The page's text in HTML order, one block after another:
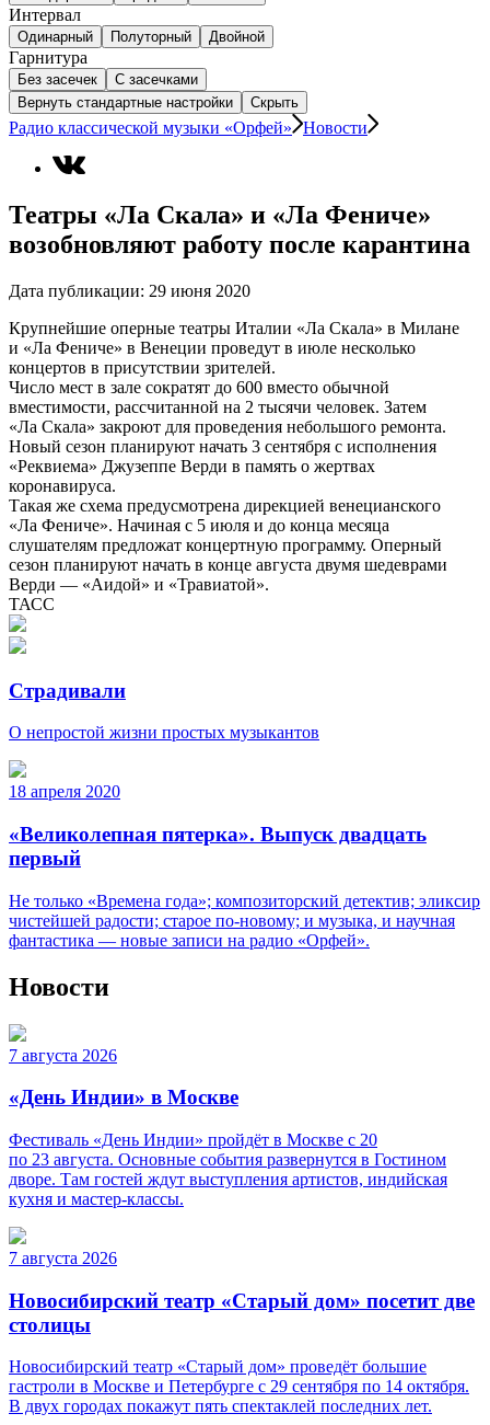
Интервал
Одинарный Полуторный Двойной
Гарнитура
Без засечек
С засечками
Вернуть стандартные настройки
Скрыть
Радио классической музыки «Орфей» Новости
Театры «Ла Скала» и «Ла Фениче»
возобновляют работу после карантина
Дата публикации: 29 июня 2020
Крупнейшие оперные театры Италии «Ла Скала» в Милане
и «Ла Фениче» в Венеции проведут в июле несколько
концертов в присутствии зрителей.
Число мест в зале сократят до 600 вместо обычной
вместимости, рассчитанной на 2 тысячи человек. Затем
«Ла Скала» закроют для проведения небольшого ремонта.
Новый сезон планируют начать 3 сентября с исполнения
«Реквиема» Джузеппе Верди в память о жертвах
коронавируса.
Такая же схема предусмотрена дирекцией венецианского
«Ла Фениче». Начиная с 5 июля и до конца месяца
слушателям предложат концертную программу. Оперный
сезон планируют начать в конце августа двумя шедеврами
Верди — «Аидой» и «Травиатой».
ТАСС
Страдивали
О непростой жизни простых музыкантов
18 апреля 2020
«Великолепная пятерка». Выпуск двадцать
первый
Не только «Времена года»; композиторский детектив; эликсир
чистейшей радости; старое по-новому; и музыка, и научная
фантастика — новые записи на радио «Орфей».
Новости
7 августа 2026
«День Индии» в Москве
Фестиваль «День Индии» пройдёт в Москве с 20
по 23 августа. Основные события развернутся в Гостином
дворе. Там гостей ждут выступления артистов, индийская
кухня и мастер-классы.
7 августа 2026
Новосибирский театр «Старый дом» посетит две
столицы
Новосибирский театр «Старый дом» проведёт большие
гастроли в Москве и Петербурге с 29 сентября по 14 октября.
В двух городах покажут пять спектаклей последних лет.